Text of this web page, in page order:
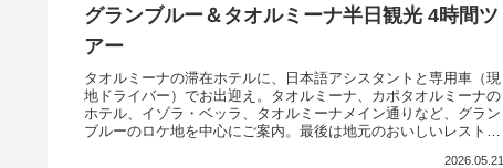
グランブルー＆タオルミーナ半日観光 4時間ツ
アー
タオルミーナの滞在ホテルに、日本語アシスタントと専用車（現
地ドライバー）でお出迎え。タオルミーナ、カポタオルミーナの
ホテル、イゾラ・ベッラ、タオルミーナメイン通りなど、グラン
ブルーのロケ地を中心にご案内。最後は地元のおいしいレストラ
2026.05.21